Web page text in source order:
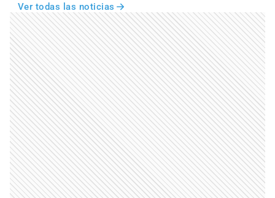
Ver todas las noticias